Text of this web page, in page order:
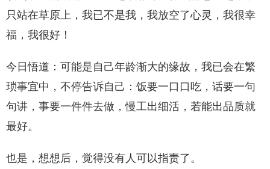
只站在草原上，我已不是我，我放空了心灵，我很幸
福，我很好！
今日悟道：可能是自己年龄渐大的缘故，我已会在繁
琐事宜中，不停告诉自己：饭要一口口吃，话要一句
句讲，事要一件件去做，慢工出细活，若能出品质就
最好。
也是，想想后，觉得没有人可以指责了。